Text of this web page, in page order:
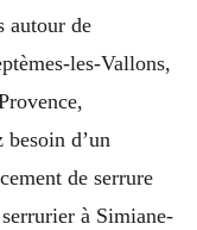
autour de
les-Vallons,
d’un
de serrure
à Simiane-